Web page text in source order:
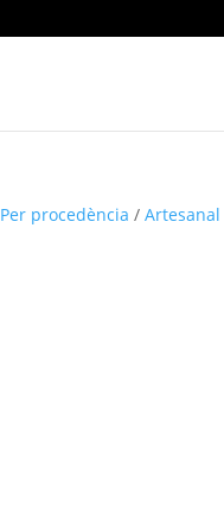
Per procedència /Artesanal